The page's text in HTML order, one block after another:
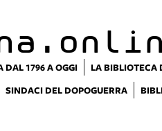
DAL 1796 A OGGI LA BIBLIOTECA
SINDACI DEL DOPOGUERRA